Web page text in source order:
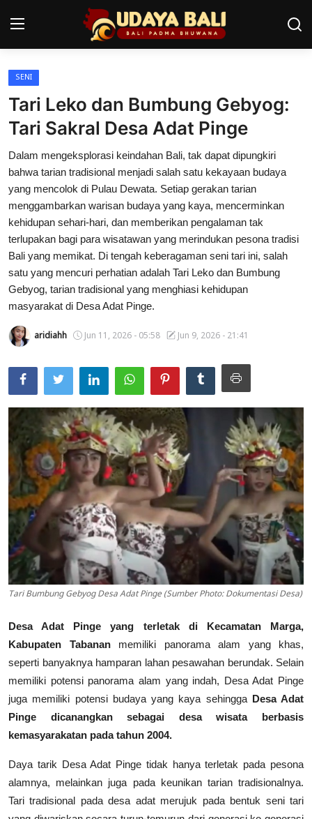
Home
Pura
Desa Adat
Kearifan lokal
Alam Bali
Seni
Kisah
Usadha
Indonesia
SENI
Tari Leko dan Bumbung Gebyog:
Tari Sakral Desa Adat Pinge
Dalam mengeksplorasi keindahan Bali, tak dapat dipungkiri
bahwa tarian tradisional menjadi salah satu kekayaan budaya
yang mencolok di Pulau Dewata. Setiap gerakan tarian
menggambarkan warisan budaya yang kaya, mencerminkan
kehidupan sehari-hari, dan memberikan pengalaman tak
terlupakan bagi para wisatawan yang merindukan pesona tradisi
Bali yang memikat. Di tengah keberagaman seni tari ini, salah
satu yang mencuri perhatian adalah Tari Leko dan Bumbung
Gebyog, tarian tradisional yang menghiasi kehidupan
masyarakat di Desa Adat Pinge.
aridiahh Jun 11, 2026 - 05:58 Jun 9, 2026 - 21:41
Tari Bumbung Gebyog Desa Adat Pinge (Sumber Photo: Dokumentasi Desa)
Desa Adat Pinge yang terletak di Kecamatan Marga,
Kabupaten Tabananmemiliki panorama alam yang khas,
seperti banyaknya hamparan lahan pesawahan berundak. Selain
memiliki potensi panorama alam yang indah, Desa Adat Pinge
juga memiliki potensi budaya yang kaya sehingga Desa Adat
Pinge dicanangkan sebagai desa wisata berbasis
kemasyarakatan pada tahun 2004.
Daya tarik Desa Adat Pinge tidak hanya terletak pada pesona
alamnya, melainkan juga pada keunikan tarian tradisionalnya.
Tari tradisional pada desa adat merujuk pada bentuk seni tari